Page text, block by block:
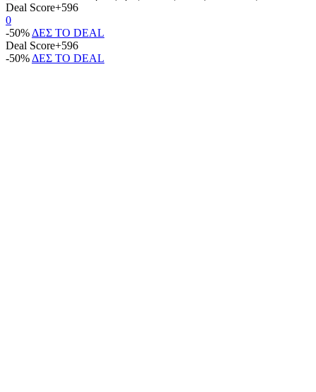
Deal Score+596
0
-50% ΔΕΣ ΤΟ DEAL
Deal Score+596
-50% ΔΕΣ ΤΟ DEAL